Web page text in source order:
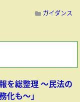
ガイダンス
を総整理 ～民法の
化も～」